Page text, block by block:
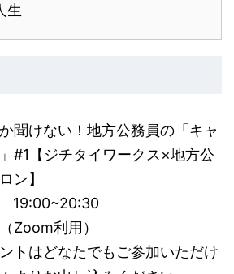
生
聞けない！地方公務員の「キャ
#1【ジチタイワークス×地方公
ン】
19:00~20:30
Zoom利用）
トはどなたでもご参加いただけ